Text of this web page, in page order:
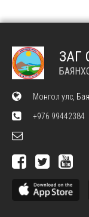
ЗАГ
Монгол улс,
+976 99442384